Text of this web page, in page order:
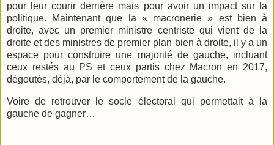
pour leur courir derrière mais pour avoir un impact sur la
politique. Maintenant que la « macronerie » est bien à
droite, avec un premier ministre centriste qui vient de la
droite et des ministres de premier plan bien à droite, il y a un
espace pour construire une majorité de gauche, incluant
ceux restés au PS et ceux partis chez Macron en 2017,
dégoutés, déjà, par le comportement de la gauche.
Voire de retrouver le socle électoral qui permettait à la
gauche de gagner…